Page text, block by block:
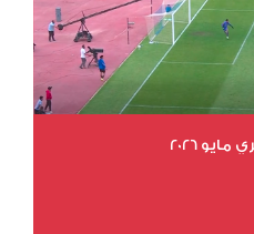
2026